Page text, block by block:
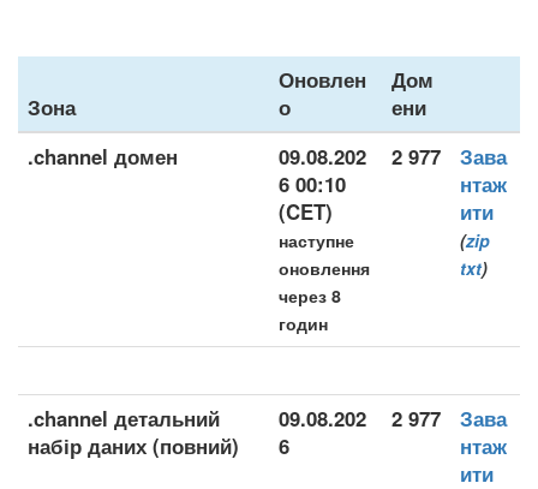
Зона
Оновлен
о
Дом
ени
.channel домен
09.08.202
6 00:10
(CET)
наступне
оновлення
через 8
годин
2 977
Зава
нтаж
ити
(zip
txt)
.channel детальний
набір даних (повний)
09.08.202
6
2 977
Зава
нтаж
ити